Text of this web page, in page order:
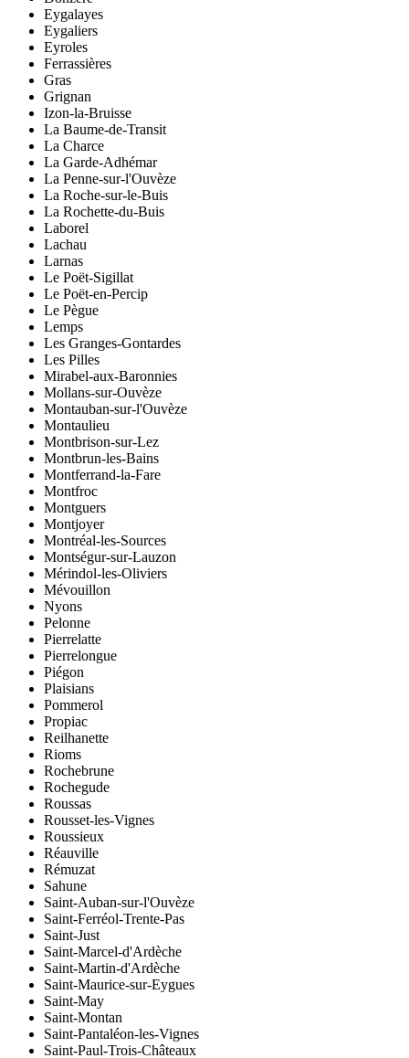
Eygalayes
Eygaliers
Eyroles
Ferrassières
Gras
Grignan
Izon-la-Bruisse
La Baume-de-Transit
La Charce
La Garde-Adhémar
La Penne-sur-l'Ouvèze
La Roche-sur-le-Buis
La Rochette-du-Buis
Laborel
Lachau
Larnas
Le Poët-Sigillat
Le Poët-en-Percip
Le Pègue
Lemps
Les Granges-Gontardes
Les Pilles
Mirabel-aux-Baronnies
Mollans-sur-Ouvèze
Montauban-sur-l'Ouvèze
Montaulieu
Montbrison-sur-Lez
Montbrun-les-Bains
Montferrand-la-Fare
Montfroc
Montguers
Montjoyer
Montréal-les-Sources
Montségur-sur-Lauzon
Mérindol-les-Oliviers
Mévouillon
Nyons
Pelonne
Pierrelatte
Pierrelongue
Piégon
Plaisians
Pommerol
Propiac
Reilhanette
Rioms
Rochebrune
Rochegude
Roussas
Rousset-les-Vignes
Roussieux
Réauville
Rémuzat
Sahune
Saint-Auban-sur-l'Ouvèze
Saint-Ferréol-Trente-Pas
Saint-Just
Saint-Marcel-d'Ardèche
Saint-Martin-d'Ardèche
Saint-Maurice-sur-Eygues
Saint-May
Saint-Montan
Saint-Pantaléon-les-Vignes
Saint-Paul-Trois-Châteaux